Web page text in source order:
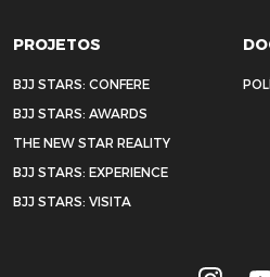
PROJETOS
BJJ STARS: CONFERE
BJJ STARS: AWARDS
THE NEW STAR REALITY
BJJ STARS: EXPERIENCE
BJJ STARS: VISITA